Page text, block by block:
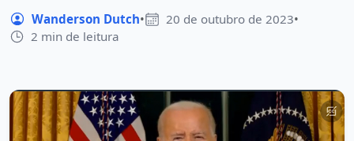
Wanderson Dutch• 20 de outubro de 2023•
2 min de leitura